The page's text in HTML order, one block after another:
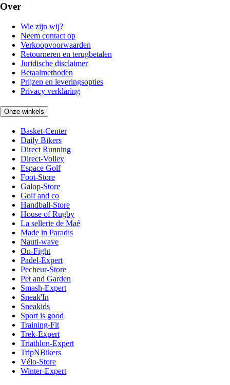
Over
Wie zijn wij?
Neem contact op
Verkoopvoorwaarden
Retourneren en terugbetalen
Juridische disclaimer
Betaalmethoden
Prijzen en leveringsopties
Privacy verklaring
Onze winkels
Basket-Center
Daily Bikers
Direct Running
Direct-Volley
Espace Golf
Foot-Store
Galop-Store
Golf and co
Handball-Store
House of Rugby
La sellerie de Maé
Made in Paradis
Nauti-wave
On-Fight
Padel-Expert
Pecheur-Store
Pet and Garden
Smash-Expert
Sneak'In
Sneakids
Sport is good
Training-Fit
Trek-Expert
Triathlon-Expert
TripNBikers
Vélo-Store
Winter-Expert